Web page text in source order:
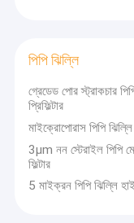
বাড়ি
পণ্য
পিপি ঝিল্লি
গ্রেডেড পোর স্ট্রাকচার
প্রিফিল্টার
মাইক্রোপোরাস পিপি
3μm নন স্টেরাইল পিপি
ফিল্টার
5 মাইক্রন পিপি ঝিল্লি
1994 সালে প্রতিষ্ঠিত,
Co.,ltd
তৈরি করে। গবেষণা ও উন্নয়ন,
প্রতিষ্ঠান হিসাবে, Xinna